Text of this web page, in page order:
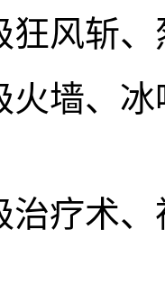
狂风斩
火墙、
治疗术